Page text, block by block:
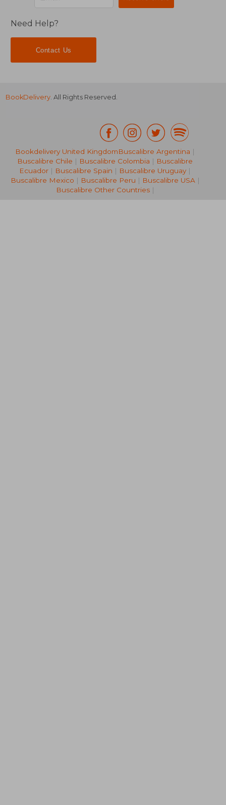
€ 29,41
Need Help?
Contact Us
BookDelivery. All Rights Reserved.
Bookdelivery United KingdomBuscalibre Argentina |
Buscalibre Chile | Buscalibre Colombia | Buscalibre
Ecuador | Buscalibre Spain | Buscalibre Uruguay |
Buscalibre Mexico | Buscalibre Peru | Buscalibre USA|
Buscalibre Other Countries|